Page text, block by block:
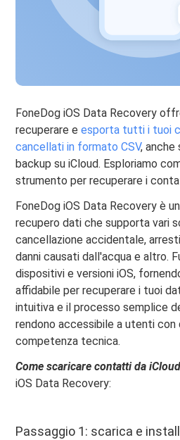
FoneDog iOS Data Recovery
recuperare eesporta tutti i tuoi
cancellati in formato CSV, anche
backup su iCloud. Esploriamo
strumento per recuperare i
FoneDog iOS Data Recovery è
recupero dati che supporta vari
cancellazione accidentale,
danni causati dall'acqua e altro.
dispositivi e versioni iOS,
affidabile per recuperare i tuoi
intuitiva e il processo semplice
rendono accessibile a utenti con
competenza tecnica.
Come scaricare contatti da iCloud
iOS Data Recovery:
Passaggio 1: scarica e